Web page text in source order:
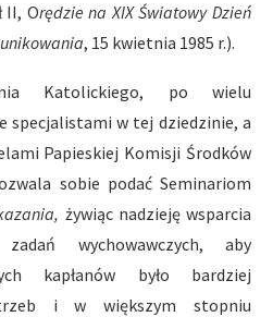
II, Orędzie na XIX Światowy Dzień
, 15 kwietnia 1985 r.).
Katolickiego, po wielu
specjalistami w tej dziedzinie, a
Papieskiej Komisji Środków
sobie podać Seminariom
żywiąc nadzieję wsparcia
wychowawczych, aby
kapłanów było bardziej
i w większym stopniu